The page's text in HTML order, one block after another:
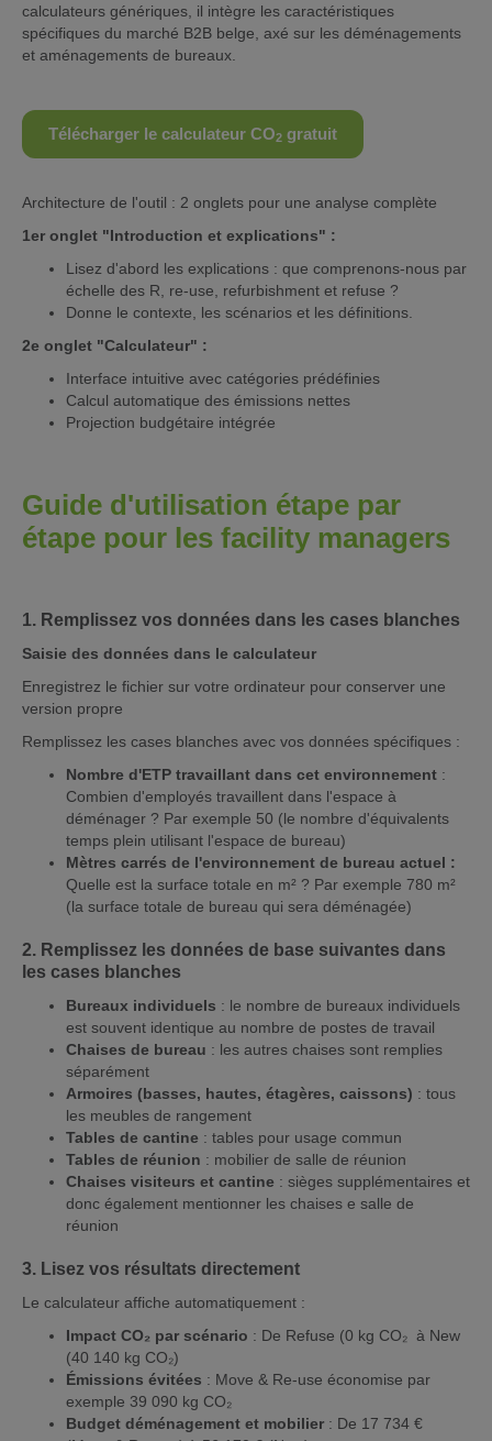
calculateurs génériques, il intègre les caractéristiques
spécifiques du marché B2B belge, axé sur les déménagements
et aménagements de bureaux.
Télécharger le calculateur CO2 gratuit
Architecture de l'outil : 2 onglets pour une analyse complète
1er onglet "Introduction et explications" :
Lisez d'abord les explications : que comprenons-nous par
échelle des R, re-use, refurbishment et refuse ?
Donne le contexte, les scénarios et les définitions.
2e onglet "Calculateur" :
Interface intuitive avec catégories prédéfinies
Calcul automatique des émissions nettes
Projection budgétaire intégrée
Guide d'utilisation étape par
étape pour les facility managers
1. Remplissez vos données dans les cases blanches
Saisie des données dans le calculateur
Enregistrez le fichier sur votre ordinateur pour conserver une
version propre
Remplissez les cases blanches avec vos données spécifiques :
Nombre d'ETP travaillant dans cet environnement :
Combien d'employés travaillent dans l'espace à
déménager ? Par exemple 50 (le nombre d'équivalents
temps plein utilisant l'espace de bureau)
Mètres carrés de l'environnement de bureau actuel :
Quelle est la surface totale en m² ? Par exemple 780 m²
(la surface totale de bureau qui sera déménagée)
2. Remplissez les données de base suivantes dans
les cases blanches
Bureaux individuels : le nombre de bureaux individuels
est souvent identique au nombre de postes de travail
Chaises de bureau : les autres chaises sont remplies
séparément
Armoires (basses, hautes, étagères, caissons) : tous
les meubles de rangement
Tables de cantine : tables pour usage commun
Tables de réunion : mobilier de salle de réunion
Chaises visiteurs et cantine : sièges supplémentaires et
donc également mentionner les chaises e salle de
réunion
3. Lisez vos résultats directement
Le calculateur affiche automatiquement :
Impact CO₂ par scénario : De Refuse (0 kg CO₂ à New
(40 140 kg CO₂)
Émissions évitées : Move & Re-use économise par
exemple 39 090 kg CO₂
Budget déménagement et mobilier : De 17 734 €